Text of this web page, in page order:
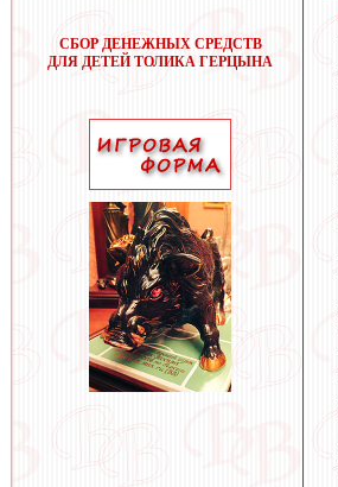
СБОР ДЕНЕЖНЫХ СРЕДСТВ
ДЛЯ ДЕТЕЙ ТОЛИКА ГЕРЦЫНА